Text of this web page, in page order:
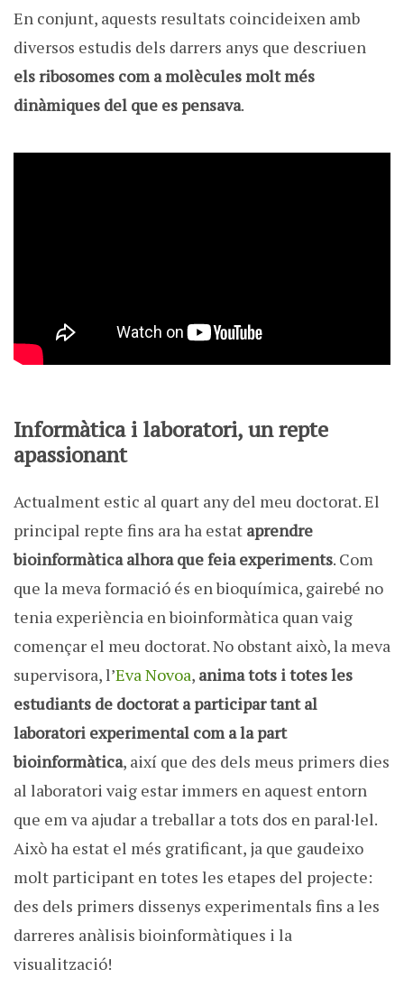
En conjunt, aquests resultats coincideixen amb
diversos estudis dels darrers anys que descriuen
els ribosomes com a molècules molt més
dinàmiques del que es pensava.
Informàtica i laboratori, un repte
apassionant
Actualment estic al quart any del meu doctorat. El
principal repte fins ara ha estat aprendre
bioinformàticaalhora que feia experiments. Com
que la meva formació és en bioquímica, gairebé no
tenia experiència en bioinformàtica quan vaig
començar el meu doctorat. No obstant això, la meva
supervisora, l’Eva Novoa, anima tots i totes les
estudiants de doctorat a participar tant al
laboratori experimental com a la part
bioinformàtica, així que des dels meus primers dies
al laboratori vaig estar immers en aquest entorn
que em va ajudar a treballar a tots dos en paral·lel.
Això ha estat el més gratificant, ja que gaudeixo
molt participant en totes les etapes del projecte:
des dels primers dissenys experimentals fins a les
darreres anàlisis bioinformàtiques i la
visualització!